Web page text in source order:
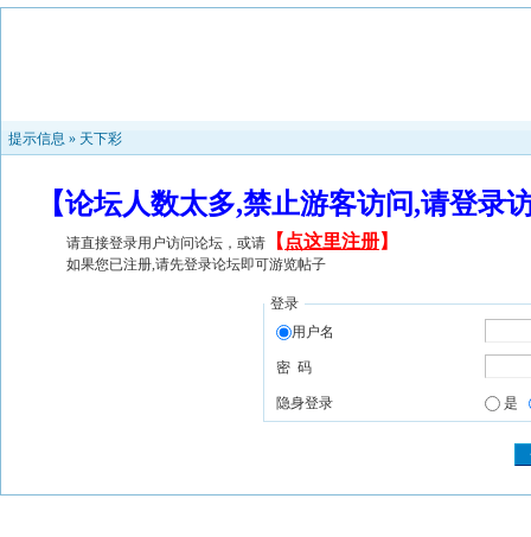
提示信息 » 天下彩
【论坛人数太多,禁止游客访问,请登
请直接登录用户访问论坛，或请 【 点这里注册】
如果您已注册,请先登录论坛即可游览帖子
登录
用户名
密 码
隐身登录 是